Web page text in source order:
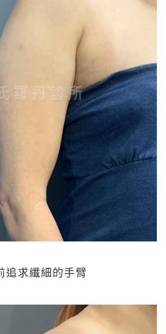
追求纖細的手臂